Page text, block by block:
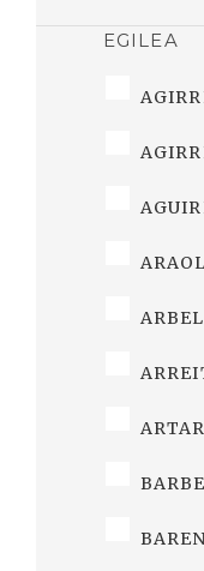
EGILEA